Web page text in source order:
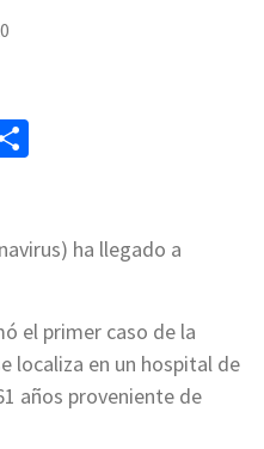
ha llegado a
el primer caso de la
localiza en un hospital de
años proveniente de